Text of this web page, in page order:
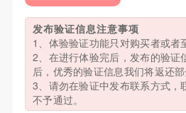
发布验证信息注意事项
1、体验验证功能只对购买者或者
2、在进行体验完后，发布的验证
后，优秀的验证信息我们将返还部
3、请勿在验证中发布联系方式，
不予通过。